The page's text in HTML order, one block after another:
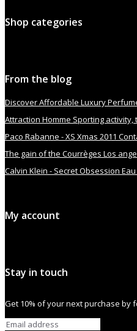
Shop categories
From the blog
Discover Affordable Luxury
Attraction Homme Sporting
Paco Rabanne - XS Xmas 2011
The gain of the Courrèges Los
Calvin Klein - Secret Obsession
My account
Stay in touch
Get 10% of your next purchase by